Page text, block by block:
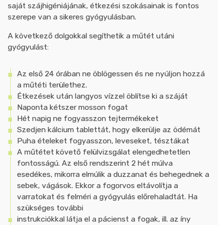
saját szájhigéniájának, étkezési szokásainak is fontos
szerepe van a sikeres gyógyulásban.
A következő dolgokkal segíthetik a műtét utáni
gyógyulást:
Az első 24 órában ne öblögessen és ne nyúljon hozzá
a műtéti területhez.
Étkezések után langyos vízzel öblítse ki a száját
Naponta kétszer mosson fogat
Hét napig ne fogyasszon tejtermékeket
Szedjen kálcium tablettát, hogy elkerülje az ödémát
Puha ételeket fogyasszon, leveseket, tésztákat
A műtétet követő felülvizsgálat elengedhetetlen
fontosságú. Az első rendszerint 2 hét múlva
esedékes, mikorra elmúlik a duzzanat és behegednek a
sebek, vágások. Ekkor a fogorvos eltávolítja a
varratokat és felméri a gyógyulás előrehaladtát. Ha
szükséges további
instrukciókkal látja el a pácienst a fogak, ill. az íny